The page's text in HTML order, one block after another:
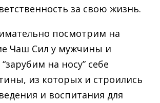
за свою жизнь.
посмотрим на
Чаш Сил у мужчины и
на носу” себе
из которых и строились
и воспитания для